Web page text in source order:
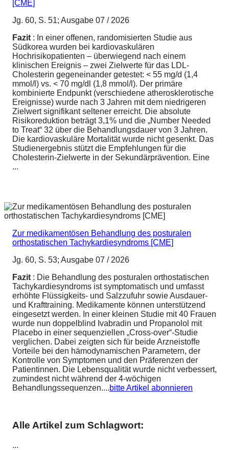
[CME]
Jg. 60, S. 51; Ausgabe 07 / 2026
Fazit : In einer offenen, randomisierten Studie aus
Südkorea wurden bei kardiovaskulären
Hochrisikopatienten – überwiegend nach einem
klinischen Ereignis – zwei Zielwerte für das LDL-
Cholesterin gegeneinander getestet: < 55 mg/d (1,4
mmol/l) vs. < 70 mg/dl (1,8 mmol/l). Der primäre
kombinierte Endpunkt (verschiedene atherosklerotische
Ereignisse) wurde nach 3 Jahren mit dem niedrigeren
Zielwert signifikant seltener erreicht. Die absolute
Risikoreduktion beträgt 3,1% und die „Number Needed
to Treat“ 32 über die Behandlungsdauer von 3 Jahren.
Die kardiovaskuläre Mortalität wurde nicht gesenkt. Das
Studienergebnis stützt die Empfehlungen für die
Cholesterin-Zielwerte in der Sekundärprävention. Eine
...
Zur medikamentösen Behandlung des posturalen
orthostatischen Tachykardiesyndroms [CME]
Jg. 60, S. 53; Ausgabe 07 / 2026
Fazit : Die Behandlung des posturalen orthostatischen
Tachykardiesyndroms ist symptomatisch und umfasst
erhöhte Flüssigkeits- und Salzzufuhr sowie Ausdauer-
und Krafttraining. Medikamente können unterstützend
eingesetzt werden. In einer kleinen Studie mit 40 Frauen
wurde nun doppelblind Ivabradin und Propanolol mit
Placebo in einer sequenziellen „Cross-over“-Studie
verglichen. Dabei zeigten sich für beide Arzneistoffe
Vorteile bei den hämodynamischen Parametern, der
Kontrolle von Symptomen und den Präferenzen der
Patientinnen. Die Lebensqualität wurde nicht verbessert,
zumindest nicht während der 4-wöchigen
Behandlungssequenzen....bitte Artikel abonnieren
Alle Artikel zum Schlagwort:
...